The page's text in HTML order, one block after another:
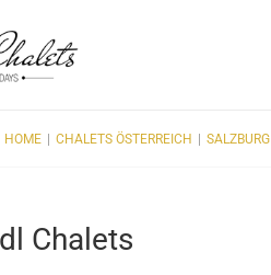
HOME CHALETS ÖSTERREICH SALZBURG
Chalets